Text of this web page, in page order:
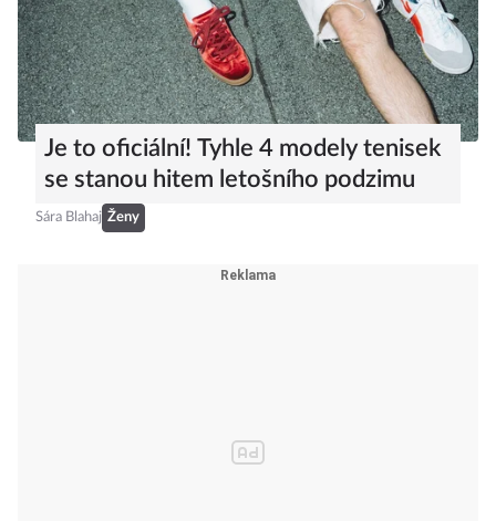
Je to oficiální! Tyhle 4 modely tenisek
se stanou hitem letošního podzimu
Sára Blahaj Ženy